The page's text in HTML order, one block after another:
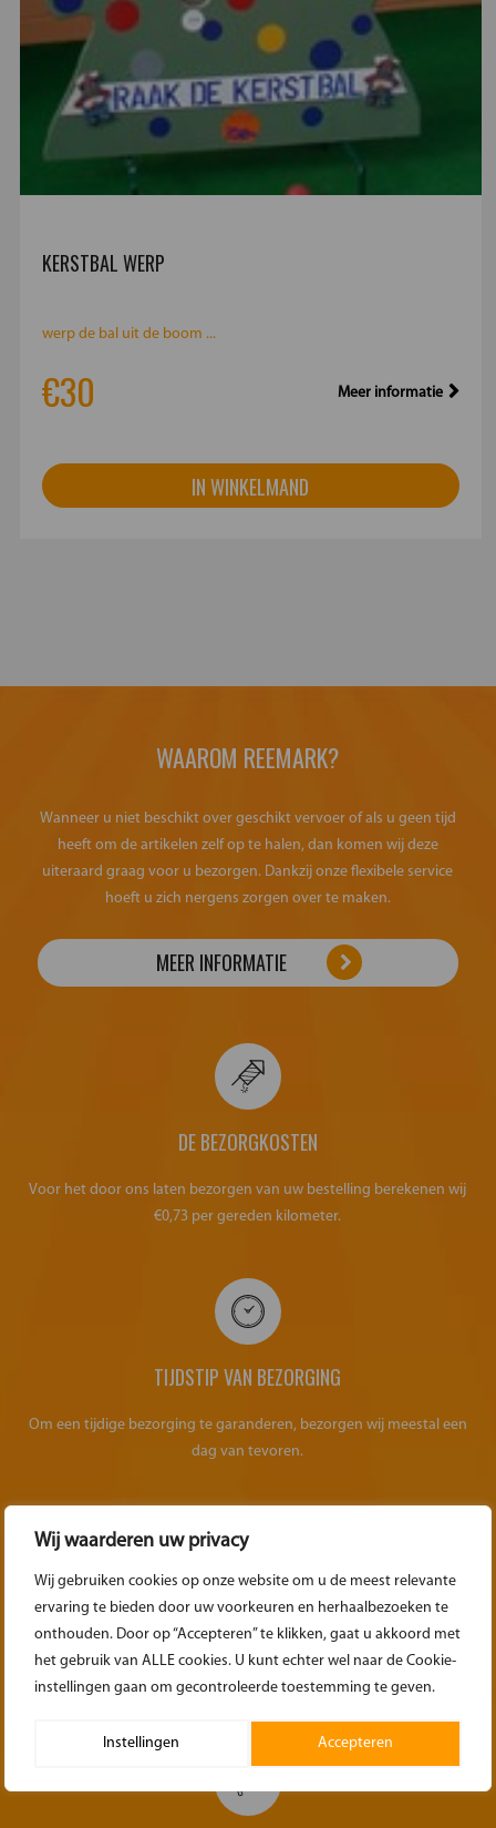
Wij waarderen uw privacy
Wij gebruiken cookies op onze website om u de meest relevante
ervaring te bieden door uw voorkeuren en herhaalbezoeken te
onthouden. Door op “Accepteren” te klikken, gaat u akkoord met
het gebruik van ALLE cookies. U kunt echter wel naar de Cookie-
instellingen gaan om gecontroleerde toestemming te geven.
Instellingen Accepteren
KERSTBAL WERP
werp de bal uit de boom ...
€30 Meer informatie
IN WINKELMAND
WAAROM REEMARK?
Wanneer u niet beschikt over geschikt vervoer of als u geen tijd
heeft om de artikelen zelf op te halen, dan komen wij deze
uiteraard graag voor u bezorgen. Dankzij onze flexibele service
hoeft u zich nergens zorgen over te maken.
MEER INFORMATIE
DE BEZORGKOSTEN
Voor het door ons laten bezorgen van uw bestelling berekenen wij
€0,73 per gereden kilometer.
TIJDSTIP VAN BEZORGING
Om een tijdige bezorging te garanderen, bezorgen wij meestal een
dag van tevoren.
OVER HET OPHALEN
Zorg dat bij het ophalen de materialen weer gedemonteerd/opgerold
klaar staan voor transport. Zoals het ook geleverd is.